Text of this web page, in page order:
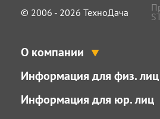
© 2006 - 2026 ТехноДача
О компании
Информация для физ. лиц
Информация для юр. лиц